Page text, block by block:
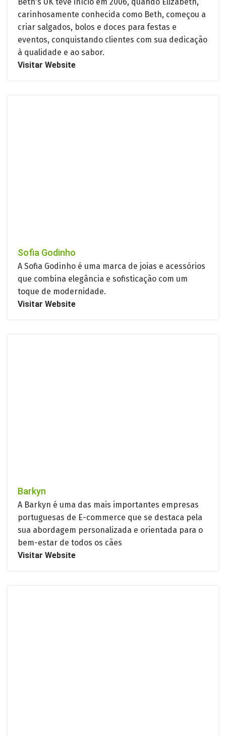
carinhosamente conhecida como Beth, começou a
criar salgados, bolos e doces para festas e
eventos, conquistando clientes com sua dedicação
à qualidade e ao sabor.
Visitar Website
Sofia Godinho
A Sofia Godinho é uma marca de joias e acessórios
que combina elegância e sofisticação com um
toque de modernidade.
Visitar Website
Barkyn
A Barkyn é uma das mais importantes empresas
portuguesas de E-commerce que se destaca pela
sua abordagem personalizada e orientada para o
bem-estar de todos os cães
Visitar Website